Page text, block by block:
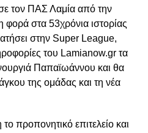
τον ΠΑΣ Λαμία από την
στα 53χρόνια ιστορίας
στην Super League,
του Lamianow.gr τα
Παπαϊωάννου και θα
της ομάδας και τη νέα
προπονητικό επιτελείο και